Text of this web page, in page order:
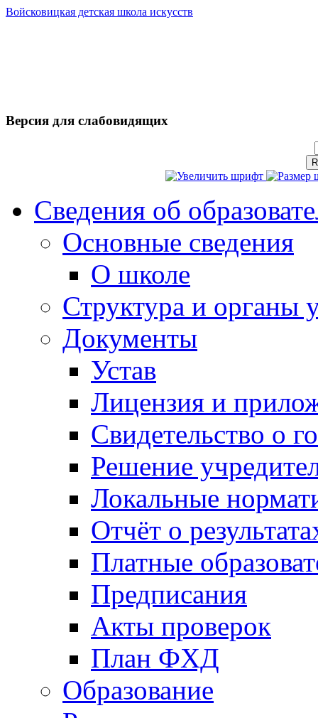
Войсковицкая детская школа искусств
Версия для слабовидящих
Сведения об
Основные сведения
О школе
Структура и органы
Документы
Устав
Лицензия и
Свидетельство о
Решение
Локальные
Отчёт о
Платные
Предписания
Акты проверок
План ФХД
Образование